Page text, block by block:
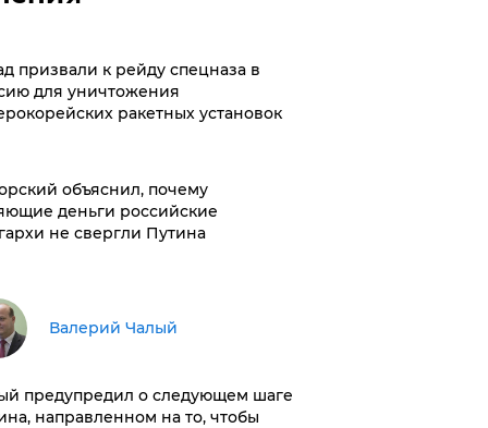
призвали к рейду спецназа в
для уничтожения
ракетных установок
объяснил, почему
деньги российские
не свергли Путина
Валерий Чалый
предупредил о следующем шаге
направленном на то, чтобы